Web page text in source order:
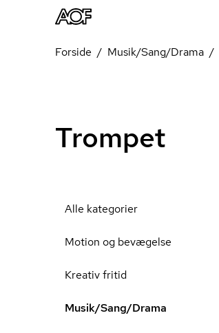
Forside Musik/Sang/Drama
Trompet
Alle kategorier
Motion og bevægelse
Kreativ fritid
Musik/Sang/Drama